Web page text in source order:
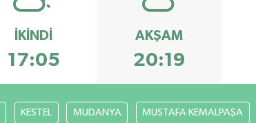
İKINDI
17:05
AKŞAM
20:19
KESTEL MUDANYA MUSTAFA KEMALPAŞA